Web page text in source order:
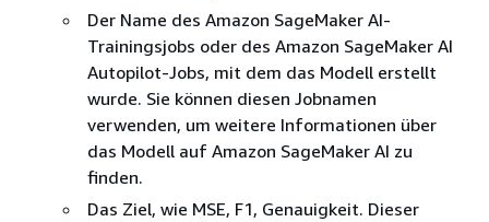
Der Name des Amazon SageMaker AI-
Trainingsjobs oder des Amazon SageMaker AI
Autopilot-Jobs, mit dem das Modell erstellt
wurde. Sie können diesen Jobnamen
verwenden, um weitere Informationen über
das Modell auf Amazon SageMaker AI zu
finden.
Das Ziel, wie MSE, F1, Genauigkeit. Dieser